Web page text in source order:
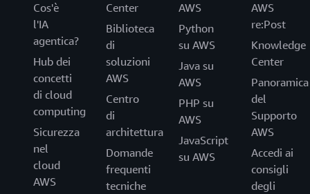
Cos'è
l'IA
agentica?
Hub dei
concetti
di cloud
computing
Sicurezza
nel
cloud
AWS
Center
Biblioteca
di
soluzioni
AWS
Centro
di
architettura
Domande
frequenti
tecniche
AWS
Python
su AWS
Java su
AWS
PHP su
AWS
JavaScript
su AWS
AWS
re:Post
Knowledge
Center
Panoramica
del
Supporto
AWS
Accedi ai
consigli
degli